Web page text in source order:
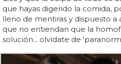
que hayas digerido la comida,
lleno de mentiras y dispuesto a
que no entiendan que la
solución... olvídate de